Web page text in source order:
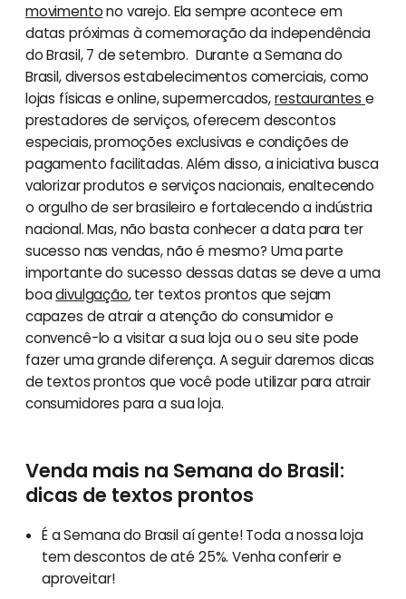
movimentono varejo. Ela sempre acontece em
datas próximas à comemoração da independência
do Brasil, 7 de setembro. Durante a Semana do
Brasil, diversos estabelecimentos comerciais, como
lojas físicas e online, supermercados,restaurantes e
prestadores de serviços, oferecem descontos
especiais, promoções exclusivas e condições de
pagamento facilitadas. Além disso, a iniciativa busca
valorizar produtos e serviços nacionais, enaltecendo
o orgulho de ser brasileiro e fortalecendo a indústria
nacional. Mas, não basta conhecer a data para ter
sucesso nas vendas, não é mesmo? Uma parte
importante do sucesso dessas datas se deve a uma
boadivulgação, ter textos prontos que sejam
capazes de atrair a atenção do consumidor e
convencê-lo a visitar a sua loja ou o seu site pode
fazer uma grande diferença. A seguir daremos dicas
de textos prontos que você pode utilizar para atrair
consumidores para a sua loja.
Venda mais na Semana do Brasil:
dicas de textos prontos
É a Semana do Brasil aí gente! Toda a nossa loja
tem descontos de até 25%. Venha conferir e
aproveitar!